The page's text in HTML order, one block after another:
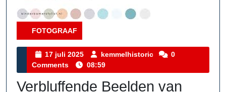
FOTOGRAAF
Category
17 juli 2025
17
juli
2025
kemmelhistoric kemmelhistoric
0
Comments
08:59
Verbluffende Beelden van